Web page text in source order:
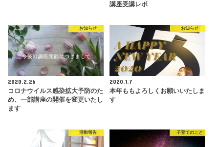
講座受講レポ
お知らせ
2020.2.26
コロナウイルス感染拡大予防のた
め、一部講座の開催を変更いたし
ます
お知らせ
2020.1.7
本年ももよろしくお願いいたしま
す
活動報告 子育てのこと